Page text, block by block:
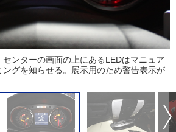
ンターの画面の上にあるLEDはマニュア
グを知らせる。展示用のため警告表示が